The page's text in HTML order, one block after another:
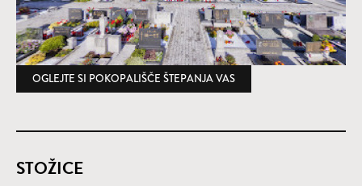
OGLEJTE SI POKOPALIŠČE ŠTEPANJA VAS
STOŽICE